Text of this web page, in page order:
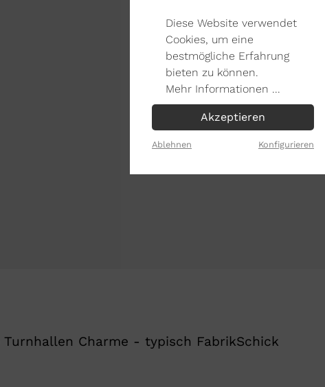
Charme - typisch FabrikSchick
Diese Website verwendet
Cookies, um eine
bestmögliche Erfahrung
bieten zu können.
Mehr Informationen ...
Akzeptieren
Ablehnen Konfigurieren